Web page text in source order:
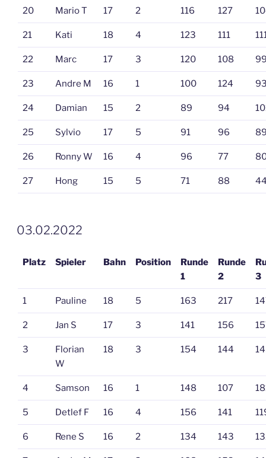
20 Mario T 17 2 116 127
21 Kati 18 4 123 111
22 Marc 17 3 120 108
23 Andre M 16 1 100 124
24 Damian 15 2 89 94
25 Sylvio 17 5 91 96
26 Ronny W 16 4 96 77
27 Hong 15 5 71 88
VERÖFFENTLICHT
AM
03.02.2022
Platz Spieler Bahn Position
Runde
1
Runde
2
3
1 Pauline 18 5 163 217
2 Jan S 17 3 141 156
3
Florian
W
18 3 154 144
4 Samson 16 1 148 107
5 Detlef F 16 4 156 141
6 Rene S 16 2 134 143